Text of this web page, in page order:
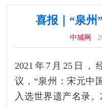
喜报｜“泉州
中城网
2021年7月25日，
议，“泉州：宋元中
入选世界遗产名录